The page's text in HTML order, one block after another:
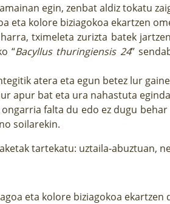
egin, zenbat aldiz tokatu
eta kolore biziagokoa ekartzen
tximeleta zurizta batek
“Bacyllus thuringiensis 24”
atera eta egun betez lur
apur bat eta ura nahastuta
falta du edo ez dugu
soilarekin.
tartekatu: uztaila-abuztuan,
eta kolore biziagokoa ekartzen